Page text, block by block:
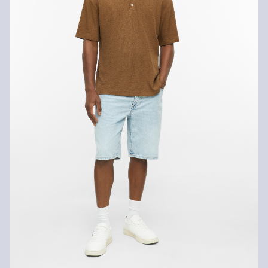
Nečistiť chemicky
Žehliť pri stredne vysokej teplote